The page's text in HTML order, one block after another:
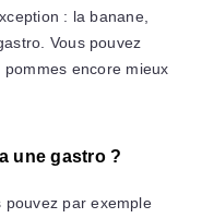
: la banane,
Vous pouvez
encore mieux
une gastro ?
pouvez par exemple